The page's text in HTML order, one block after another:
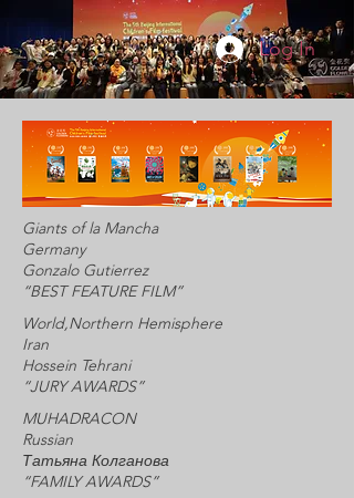
Log In
Giants of la Mancha
Germany
Gonzalo Gutierrez
“BEST FEATURE FILM”
World,Northern Hemisphere
Iran
Hossein Tehrani
“JURY AWARDS”
MUHADRACON
Russian
Татьяна Колганова
“FAMILY AWARDS”